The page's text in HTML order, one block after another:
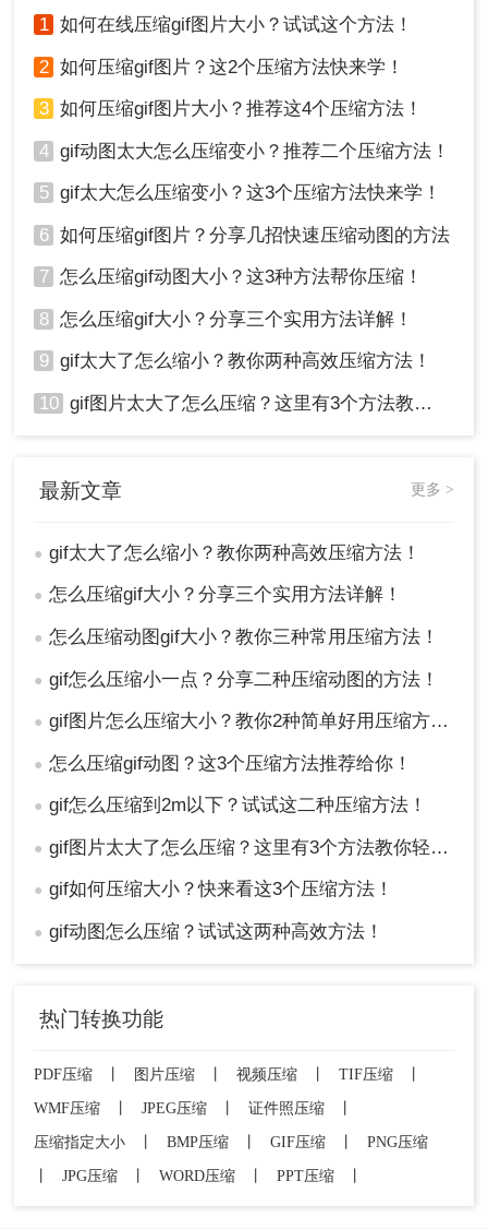
1 如何在线压缩gif图片大小？试试这个方法！
2 如何压缩gif图片？这2个压缩方法快来学！
3 如何压缩gif图片大小？推荐这4个压缩方法！
4 gif动图太大怎么压缩变小？推荐二个压缩方法！
5 gif太大怎么压缩变小？这3个压缩方法快来学！
6 如何压缩gif图片？分享几招快速压缩动图的方法
7 怎么压缩gif动图大小？这3种方法帮你压缩！
8 怎么压缩gif大小？分享三个实用方法详解！
9 gif太大了怎么缩小？教你两种高效压缩方法！
10 gif图片太大了怎么压缩？这里有3个方法教你轻松压缩！
最新文章 更多 >
● gif太大了怎么缩小？教你两种高效压缩方法！
● 怎么压缩gif大小？分享三个实用方法详解！
● 怎么压缩动图gif大小？教你三种常用压缩方法！
● gif怎么压缩小一点？分享二种压缩动图的方法！
● gif图片怎么压缩大小？教你2种简单好用压缩方法！
● 怎么压缩gif动图？这3个压缩方法推荐给你！
● gif怎么压缩到2m以下？试试这二种压缩方法！
● gif图片太大了怎么压缩？这里有3个方法教你轻松压缩！
● gif如何压缩大小？快来看这3个压缩方法！
● gif动图怎么压缩？试试这两种高效方法！
热门转换功能
PDF压缩 图片压缩 视频压缩 TIF压缩
WMF压缩
JPEG压缩 证件照压缩
压缩指定大小
BMP压缩 GIF压缩
PNG压缩
JPG压缩 WORD压缩 PPT压缩